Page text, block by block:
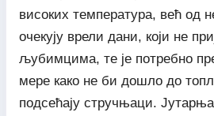
високих температура, већ од
очекују врели дани, који не
љубимцима, те је потребно
мере како не би дошло до
подсећају стручњаци.